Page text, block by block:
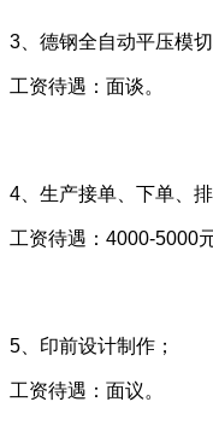
3、德钢全自动平压模切
工资待遇：面谈。
4、生产接单、下单、
工资待遇：4000-5000元
5、印前设计制作；
工资待遇：面议。